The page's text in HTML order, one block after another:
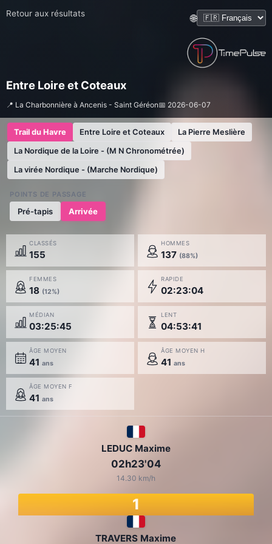
Retour aux résultats 🌐
Entre Loire et Coteaux
📍 La Charbonnière à Ancenis - Saint Géréon📅 2026-06-07
Trail du Havre Entre Loire et Coteaux La Pierre Meslière
La Nordique de la Loire - (M N Chronométrée)
La virée Nordique - (Marche Nordique)
POINTS DE PASSAGE
Pré-tapis Arrivée
CLASSÉS
155
HOMMES
137 (88%)
FEMMES
18 (12%)
RAPIDE
02:23:04
MÉDIAN
03:25:45
LENT
04:53:41
ÂGE MOYEN
41 ans
ÂGE MOYEN H
41 ans
ÂGE MOYEN F
41 ans
TRAVERS Maxime
LEDUC Maxime
02h23'04
14.30 km/h
1